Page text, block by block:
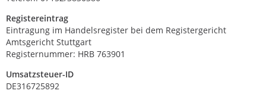
Registereintrag
Eintragung im Handelsregister bei dem Registergericht
Amtsgericht Stuttgart
Registernummer: HRB 763901
Umsatzsteuer-ID
DE316725892